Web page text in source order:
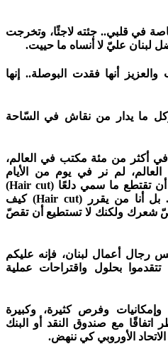
خاصة في قلبي.. جئته لاجئًا، وتخرجت
لبنان عليّ لا أنساه ما حييت.
والعزيز أنها فقدت البوصلة.. إنها
ما يدار من نقاش في السّاحة
أكثر من مئة مكتب في العالم،
العالم، لم نر في يوم من الأيام
مشروعًا يقول إن للدولة الحق أن تقتطع ما سمي دلعًا (Hair cut)
والناس فرحين بهذا المصطلح.. بل أنا من يقرر (Hair cut) كيف
ولكنك لا تستطيع أن تقصّ
رجال أعمال لبنان، فإنه عليكم
بحلول واقتراحات عملية
وفرص كثيرة، وكبيرة
اتفاقًا مع صندوق النقد أو البنك
الأوروبي كي ننهض.